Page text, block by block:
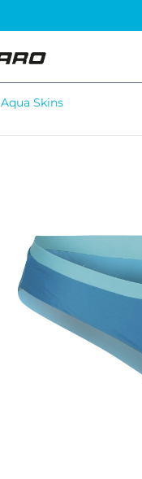
Aqua Skins